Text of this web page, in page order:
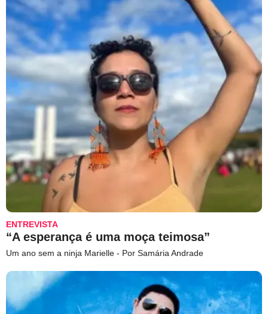
ENTREVISTA
“A esperança é uma moça teimosa”
Um ano sem a ninja Marielle - Por Samária Andrade